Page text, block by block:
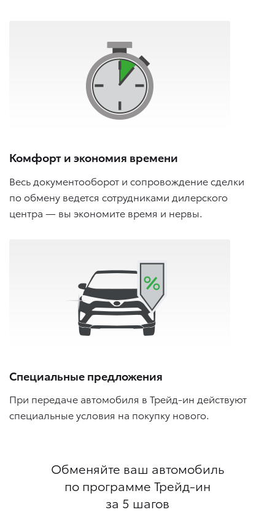
Комфорт и экономия времени
Весь документооборот и сопровождение сделки
по обмену ведется сотрудниками дилерского
центра — вы экономите время и нервы.
Специальные предложения
При передаче автомобиля в Трейд-ин действуют
специальные условия на покупку нового.
Обменяйте ваш автомобиль
по программе Трейд-ин
за 5 шагов